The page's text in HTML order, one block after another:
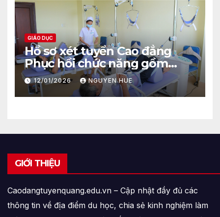
GIÁO DỤC
Hồ sơ xét tuyển Cao đẳng
Phục hồi chức năng gồm
những gì?
12/01/2026 NGUYEN HUE
GIỚI THIỆU
Caodangtuyenquang.edu.vn – Cập nhật đầy đủ các
thông tin về địa điểm du học, chia sẻ kinh nghiệm làm